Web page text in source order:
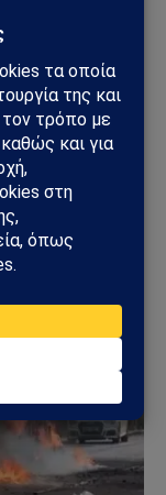
άνδρας
σε